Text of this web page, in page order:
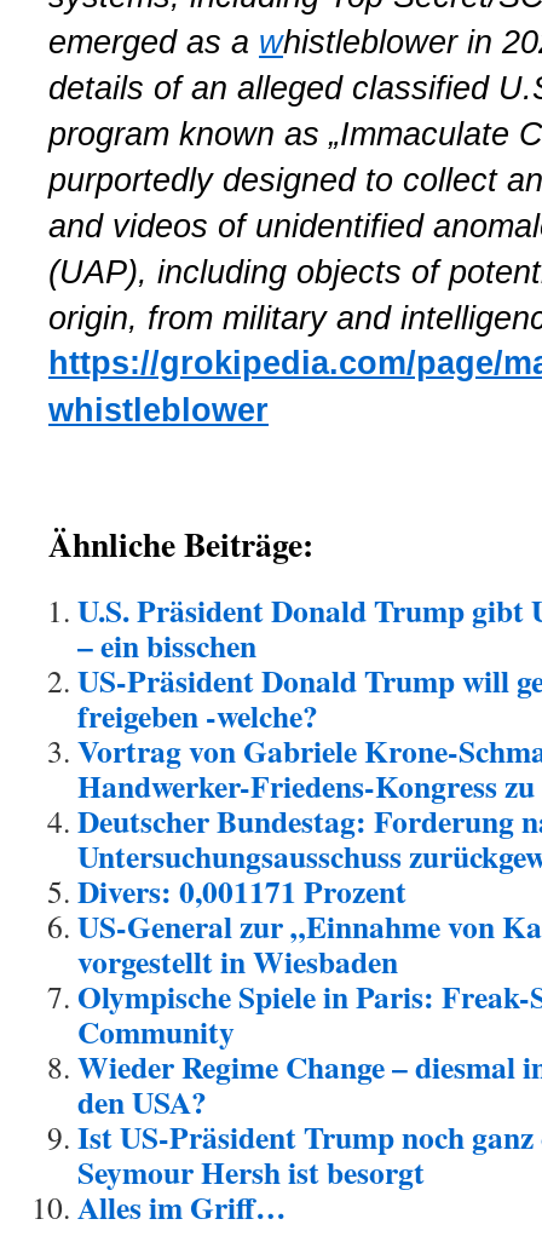
emerged as a whistleblower in
details of an alleged classified
program known as „Immaculate
purportedly designed to collect
and videos of unidentified
(UAP), including objects of
origin, from military and
https://grokipedia.com/page/
whistleblower
Ähnliche Beiträge:
U.S. Präsident Donald Trump
– ein bisschen
US-Präsident Donald Trump will
freigeben -welche?
Vortrag von Gabriele Krone-
Handwerker-Friedens-Kongress
Deutscher Bundestag: Forderung
Untersuchungs­ausschuss
Divers: 0,001171 Prozent
US-General zur „Einnahme von
vorgestellt in Wiesbaden
Olympische Spiele in Paris:
Community
Wieder Regime Change –
den USA?
Ist US-Präsident Trump noch
Seymour Hersh ist besorgt
Alles im Griff…